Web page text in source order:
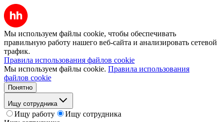
Мы используем файлы cookie, чтобы обеспечивать
правильную работу нашего веб-сайта и анализировать сетевой
трафик.
Правила использования файлов cookie
Мы используем файлы cookie. Правила использования
файлов cookie
Понятно
Ищу сотрудника
Ищу работу
Ищу сотрудника